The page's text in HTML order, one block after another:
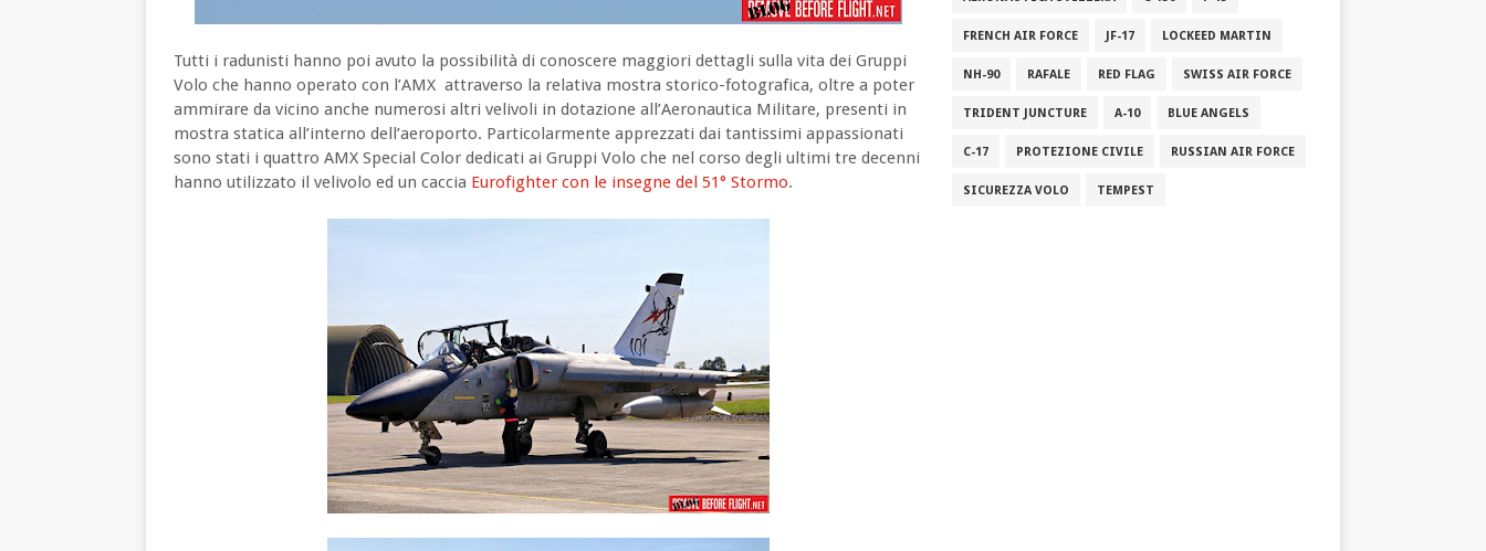
Tutti i radunisti hanno poi avuto la possibilità di conoscere maggiori dettagli sulla vita dei Gruppi
Volo che hanno operato con l’AMX attraverso la relativa mostra storico-fotografica, oltre a poter
ammirare da vicino anche numerosi altri velivoli in dotazione all’Aeronautica Militare, presenti in
mostra statica all’interno dell’aeroporto. Particolarmente apprezzati dai tantissimi appassionati
sono stati i quattro AMX Special Color dedicati ai Gruppi Volo che nel corso degli ultimi tre decenni
hanno utilizzato il velivolo ed un caccia Eurofighter con le insegne del 51° Stormo.
FRENCH AIR FORCE JF-17 LOCKEED MARTIN
NH-90 RAFALE RED FLAG SWISS AIR FORCE
TRIDENT JUNCTURE A-10 BLUE ANGELS
C-17 PROTEZIONE CIVILE RUSSIAN AIR FORCE
SICUREZZA VOLO TEMPEST